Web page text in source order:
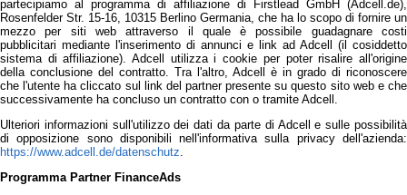
partecipiamo al programma di affiliazione di Firstlead GmbH (Adcell.de),
Rosenfelder Str. 15-16, 10315 Berlino Germania, che ha lo scopo di fornire un
mezzo per siti web attraverso il quale è possibile guadagnare costi
pubblicitari mediante l'inserimento di annunci e link ad Adcell (il cosiddetto
sistema di affiliazione). Adcell utilizza i cookie per poter risalire all'origine
della conclusione del contratto. Tra l'altro, Adcell è in grado di riconoscere
che l'utente ha cliccato sul link del partner presente su questo sito web e che
successivamente ha concluso un contratto con o tramite Adcell.
Ulteriori informazioni sull'utilizzo dei dati da parte di Adcell e sulle possibilità
di opposizione sono disponibili nell'informativa sulla privacy dell'azienda:
https://www.adcell.de/datenschutz.
Programma Partner FinanceAds